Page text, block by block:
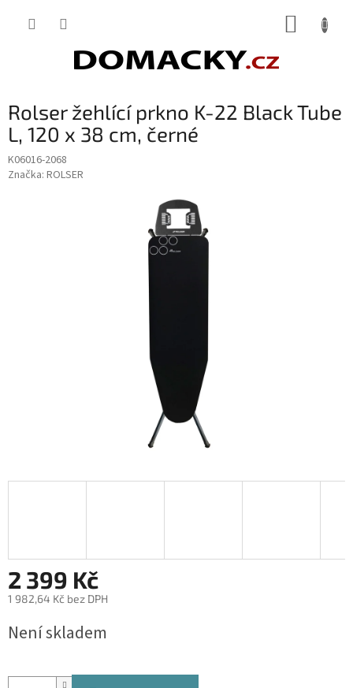
Rolser žehlící prkno K-22 Black Tube
L, 120 x 38 cm, černé
K06016-2068
Značka: ROLSER
2 399 Kč
1 982,64 Kč bez DPH
cena:
Není skladem